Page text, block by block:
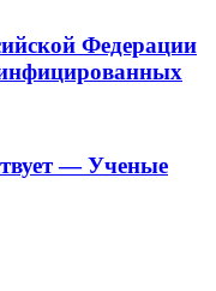
Федерации
— Ученые